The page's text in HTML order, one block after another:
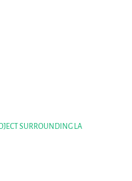
First Time
Kerhuon
SURROUNDING LA